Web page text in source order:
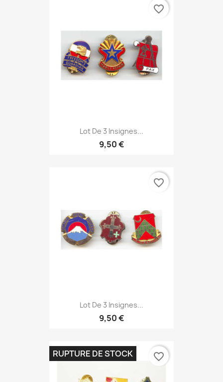
Lot De 3 Insignes...
9,50 €
favorite_border
Lot De 3 Insignes...
9,50 €
favorite_border
RUPTURE DE STOCK favorite_border